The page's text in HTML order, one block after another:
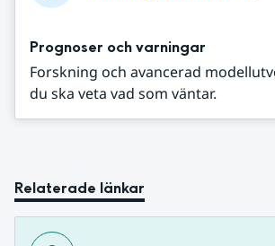
Prognoser och varningar
Forskning och avancerad
du ska veta vad som väntar.
Relaterade länkar